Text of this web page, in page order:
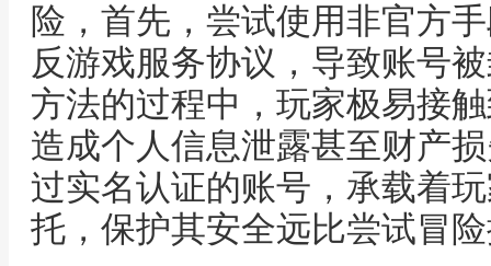
险，首先，尝试使用非官方
反游戏服务协议，导致账号
方法的过程中，玩家极易接
造成个人信息泄露甚至财产
过实名认证的账号，承载着
托，保护其安全远比尝试冒